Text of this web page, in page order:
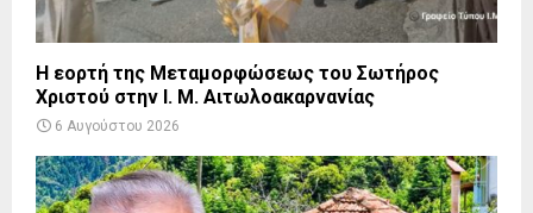
Η εορτή της Μεταμορφώσεως του Σωτήρος
Χριστού στην Ι. Μ. Αιτωλοακαρνανίας
6 Αυγούστου 2026